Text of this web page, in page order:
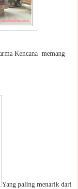
Kencana memang
Yang paling menarik dari